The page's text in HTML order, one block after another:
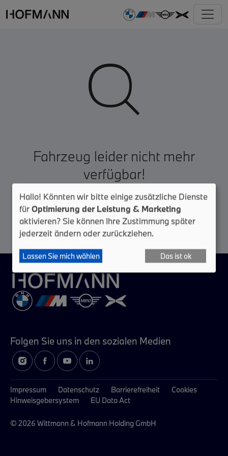

Fahrzeug leider nicht mehr
verfügbar!
Zur Fahrzeugsuche
Folgen Sie uns in den sozialen Medien
Impressum Datenschutz Barrierefreiheit
Cookies
Hinweisgebersystem
EU Data Act
© 2026 Wittmann & Hofmann Holding GmbH
Hallo! Könnten wir bitte einige zusätzliche Dienste
fürOptimierung der Leistung & Marketing
aktivieren? Sie können Ihre Zustimmung später
jederzeit ändern oder zurückziehen.
Lassen Sie mich wählen Das ist ok